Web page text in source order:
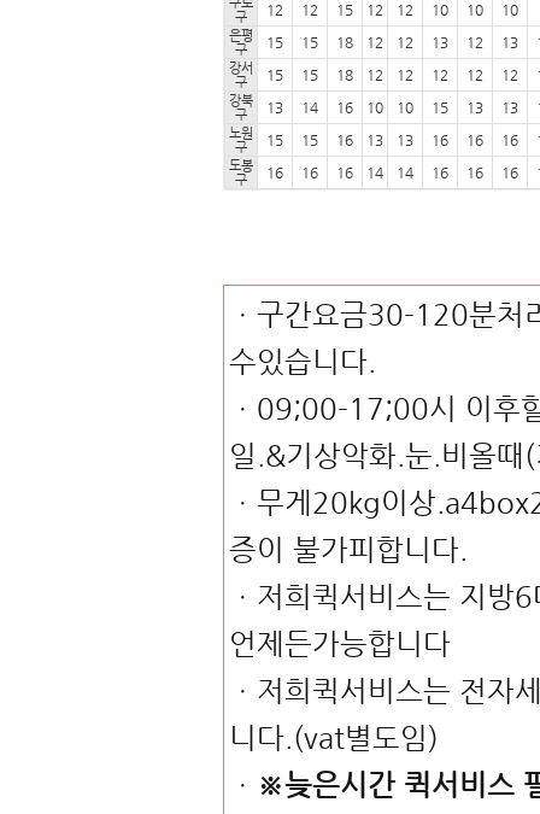
구
12 12 15 12 12 10 10 10
은평
구
15 15 18 12 12 13 12 13
강서
구
15 15 18 12 12 12 12 12
강북
구
13 14 16 10 10 15 13 13
노원
구
15 15 16 13 13 16 16 16
도봉
구
16 16 16 14 14 16 16 16
ㆍ구간요금30-120분
수있습니다.
ㆍ09;00-17;00시 이후
일.&기상악화.눈.비올때
ㆍ무게20kg이상
증이 불가피합니다.
ㆍ저희퀵서비스는 지방
언제든가능합니다
ㆍ저희퀵서비스는 전자
니다.(vat별도임)
ㆍ ※늦은시간 퀵서비스